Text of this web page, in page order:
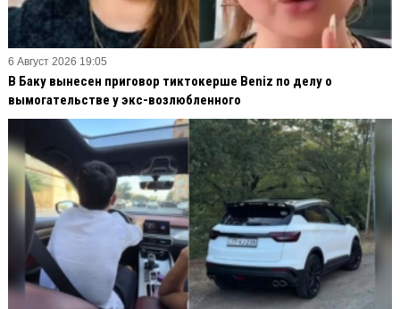
6 Август 2026 19:05
В Баку вынесен приговор тиктокерше Beniz по делу о
вымогательстве у экс-возлюбленного